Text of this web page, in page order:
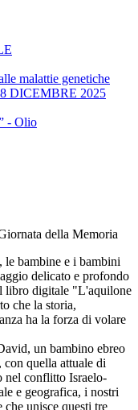
malattie genetiche
DICEMBRE 2025
- Olio
della Memoria
le bambine e i bambini
delicato e profondo
libro digitale "L'aquilone
che la storia,
ha la forza di volare
un bambino ebreo
quella attuale di
nel conflitto Israelo-
e geografica, i nostri
unisce questi tre